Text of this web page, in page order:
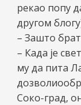
рекао попу
другом
– Зашто
– Када је
му да пита
Соко-град,